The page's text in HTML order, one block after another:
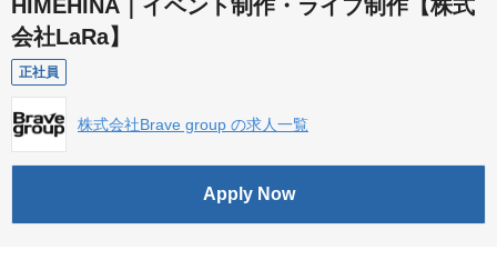
HIMEHINA｜イベント制作・ライブ制作【株式
会社LaRa】
正社員
株式会社Brave group の求人一覧
Apply Now